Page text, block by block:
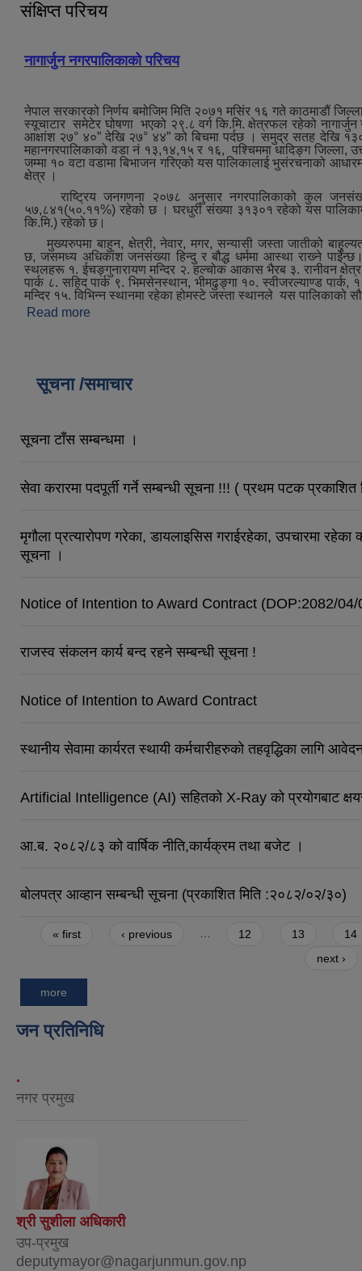
संक्षिप्त परिचय
नागार्जुन नगरपालिकाको परिचय
नेपाल सरकारको निर्णय बमोजिम मिति २०७१ मसिंर १६ गते काठमाडौं
स्यूचाटार समेटेर घोषणा भएको २९.८ वर्ग कि.मि. क्षेत्रफल रहेको
आक्षांश २७° ४०” देखि २७° ४४” को बिचमा पर्दछ । समुद्र सतह देखि
महानगरपालिकाको वडा नं १३,१४,१५ र १६, पश्‍चिममा धादिङ्ग जिल्ला,
जम्मा १० वटा वडामा बिभाजन गरिएको यस पालिकालाई भुसंरचनाको
क्षेत्र ।
राष्ट्रिय जनगणना २०७८ अनुसार नगरपालिकाको कुल
५७,८४१(५०.११%) रहेको छ । घरधुरी संख्या ३१३०१ रहेको यस
कि.मि.) रहेको छ।
मुख्‍यरुपमा बाहुन, क्षेत्री, नेवार, मगर, सन्यासी जस्ता जातीको
छ, जसमध्‍य अधिकांश जनसंख्या हिन्दु र बौद्ध धर्ममा आस्था राख्‍ने
स्थलहरू १. ईचङ्गुनारायण मन्दिर २. हल्चोक आकास भैरब ३. रानीवन क्षेत्र
पार्क ८. सहिद पार्क ९. भिमसेनस्थान, भीमढुङ्गा १०. स्वीजरल्याण्ड पार्क,
मन्दिर १५. विभिन्न स्थानमा रहेका होमस्टे जस्‍ता स्थानले यस पालिकाको
Read more
सूचना /समाचार
सूचना टाँस सम्बन्धमा ।
सेवा करारमा पदपूर्ती गर्ने सम्बन्धी सूचना !!! ( प्रथम पटक
मृगौला प्रत्यारोपण गरेका, डायलाइसिस गराईरहेका, उपचारमा रहेका
सूचना ।
Notice of Intention to Award Contract (DOP:2082/04/
राजस्व संकलन कार्य बन्द रहने सम्बन्धी सूचना !
Notice of Intention to Award Contract
स्थानीय सेवामा कार्यरत स्थायी कर्मचारीहरुको तहवृद्धिका लागि
Artificial Intelligence (AI) सहितको X-Ray को प्रयोगबाट
आ.ब. २०८२/८३ को वार्षिक नीति,कार्यक्रम तथा बजेट ।
बोलपत्र आव्हान सम्बन्धी सूचना (प्रकाशित मिति :२०८२/०२/३०)
Pages
« first ‹ previous … 12 13
14
next ›
more
जन प्रतिनिधि
.
नगर प्रमुख
श्री सुशीला अधिकारी
उप-प्रमुख
deputymayor@nagarjunmun.gov.np